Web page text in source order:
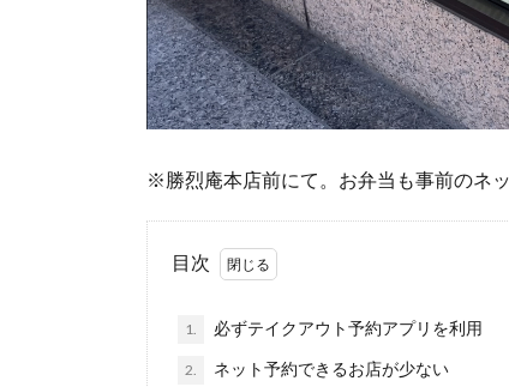
※勝烈庵本店前にて。お弁当も事前のネ
目次
1. 必ずテイクアウト予約アプリを利用
2. ネット予約できるお店が少ない